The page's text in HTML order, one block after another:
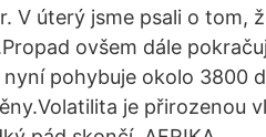
V úterý jsme psali o tom,
ovšem dále
pohybuje okolo 3800
je přirozenou